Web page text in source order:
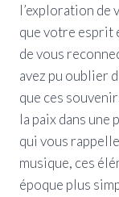
l’exploration de
que votre esprit
de vous
avez pu oublier
que ces
la paix dans
qui vous
musique, ces
époque plus